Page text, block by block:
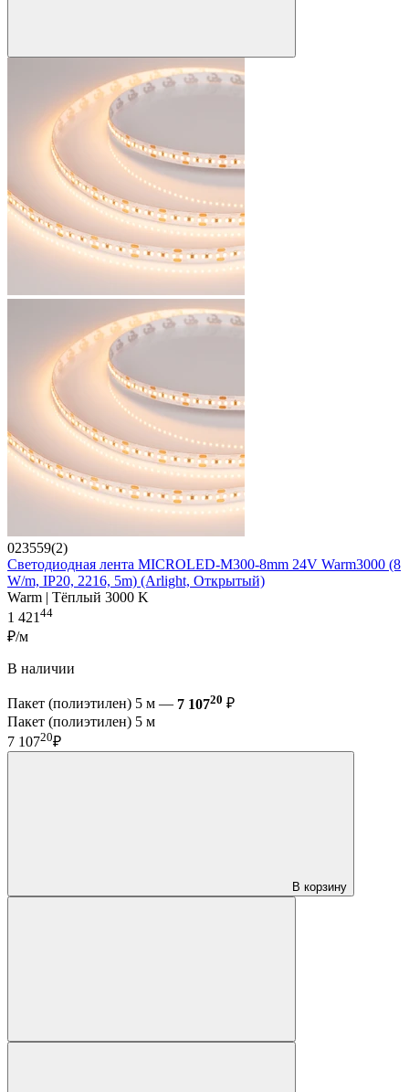
023559(2)
Светодиодная лента MICROLED-M300-8mm 24V Warm3000 (8
W/m, IP20, 2216, 5m) (Arlight, Открытый)
Warm | Тёплый 3000 K
1 421 44
₽/м
В наличии
Пакет (полиэтилен) 5 м — 7 10720 ₽
Пакет (полиэтилен) 5 м
7 10720₽
В корзину